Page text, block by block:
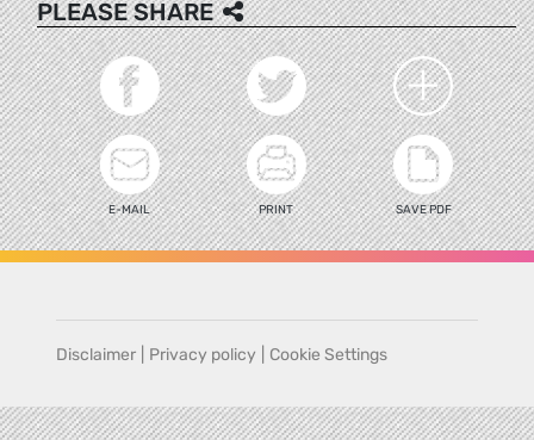
PLEASE SHARE
E-MAIL PRINT SAVE PDF
Disclaimer Privacy policy Cookie Settings